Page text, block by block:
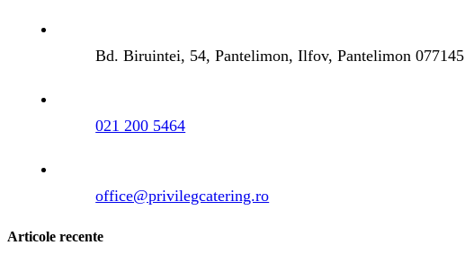
Bd. Biruintei, 54, Pantelimon, Ilfov, Pantelimon 077145
021 200 5464
office@privilegcatering.ro
Articole recente